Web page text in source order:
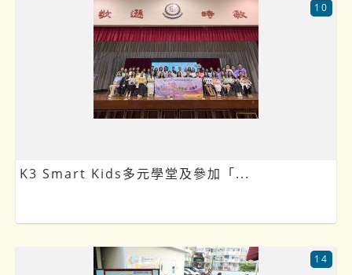
K3 Smart Kids多元學堂及參加「...
10
14